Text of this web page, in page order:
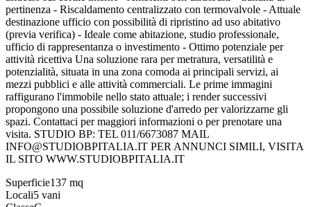
pertinenza - Riscaldamento centralizzato con termovalvole - Attuale
destinazione ufficio con possibilità di ripristino ad uso abitativo
(previa verifica) - Ideale come abitazione, studio professionale,
ufficio di rappresentanza o investimento - Ottimo potenziale per
attività ricettiva Una soluzione rara per metratura, versatilità e
potenzialità, situata in una zona comoda ai principali servizi, ai
mezzi pubblici e alle attività commerciali. Le prime immagini
raffigurano l'immobile nello stato attuale; i render successivi
propongono una possibile soluzione d'arredo per valorizzarne gli
spazi. Contattaci per maggiori informazioni o per prenotare una
visita. STUDIO BP: TEL 011/6673087 MAIL
INFO@STUDIOBPITALIA.IT PER ANNUNCI SIMILI, VISITA
IL SITO WWW.STUDIOBPITALIA.IT
Superficie137 mq
Locali5 vani